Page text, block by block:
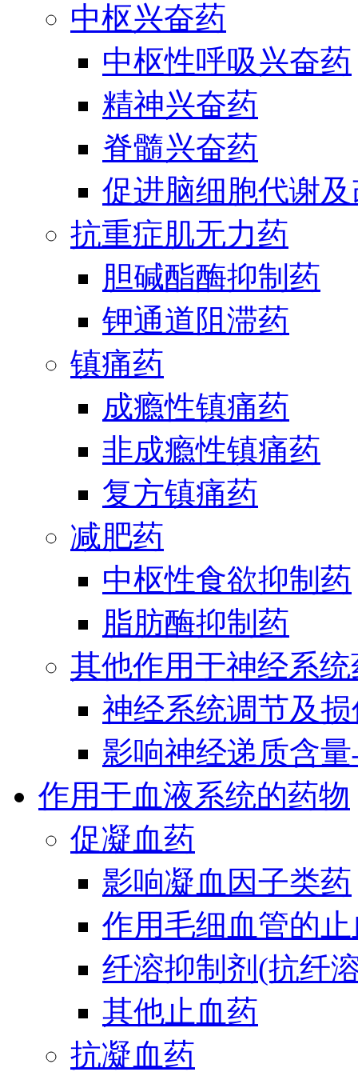
中枢兴奋药
中枢性呼吸兴奋药
精神兴奋药
脊髓兴奋药
促进脑细胞代谢
抗重症肌无力药
胆碱酯酶抑制药
钾通道阻滞药
镇痛药
成瘾性镇痛药
非成瘾性镇痛药
复方镇痛药
减肥药
中枢性食欲抑制药
脂肪酶抑制药
其他作用于神经系统
神经系统调节及
影响神经递质含
作用于血液系统的药物
促凝血药
影响凝血因子类药
作用毛细血管的
纤溶抑制剂(抗纤
其他止血药
抗凝血药